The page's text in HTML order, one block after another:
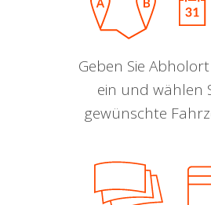
Geben Sie
ein und wählen
gewünschte